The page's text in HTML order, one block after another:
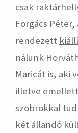
csak
Forgács
rendezett
nálunk
Maricát is, aki
illetve
szobrokkal
két állandó